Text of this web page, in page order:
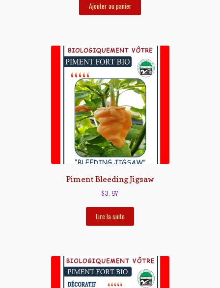
Ajouter au panier
Piment Bleeding Jigsaw
$3.97
Lire la suite